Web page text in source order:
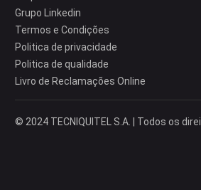
Grupo Linkedin
Termos e Condições
Politica de privacidade
Politica de qualidade
Livro de Reclamações Online
© 2024 TECNIQUITEL S.A. | Todos os